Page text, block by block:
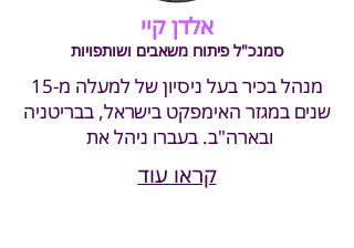
אלדן קיי
סמנכ"ל פיתוח משאבים ושותפויות
מנהל בכיר בעל ניסיון של למעלה מ-15
שנים במגזר האימפקט בישראל, בבריטניה
ובארה"ב. בעברו ניהל את
קראו עוד